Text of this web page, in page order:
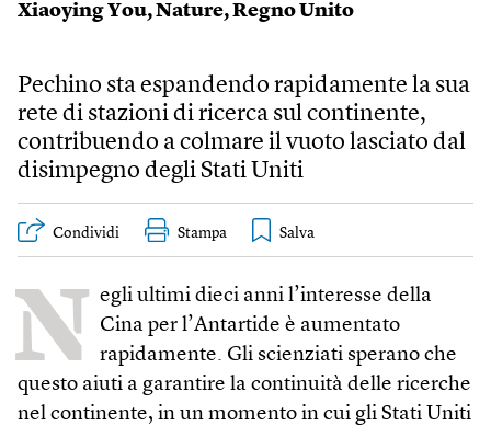
Xiaoying You,Nature,Regno Unito
Pechino sta espandendo rapidamente la sua
rete di stazioni di ricerca sul continente,
contribuendo a colmare il vuoto lasciato dal
disimpegno degli Stati Uniti
Condividi Stampa
N egli ultimi dieci anni l’interesse della
Cina per l’Antartide è aumentato
rapidamente. Gli scienziati sperano che
questo aiuti a garantire la continuità delle ricerche
nel continente, in un momento in cui gli Stati Uniti